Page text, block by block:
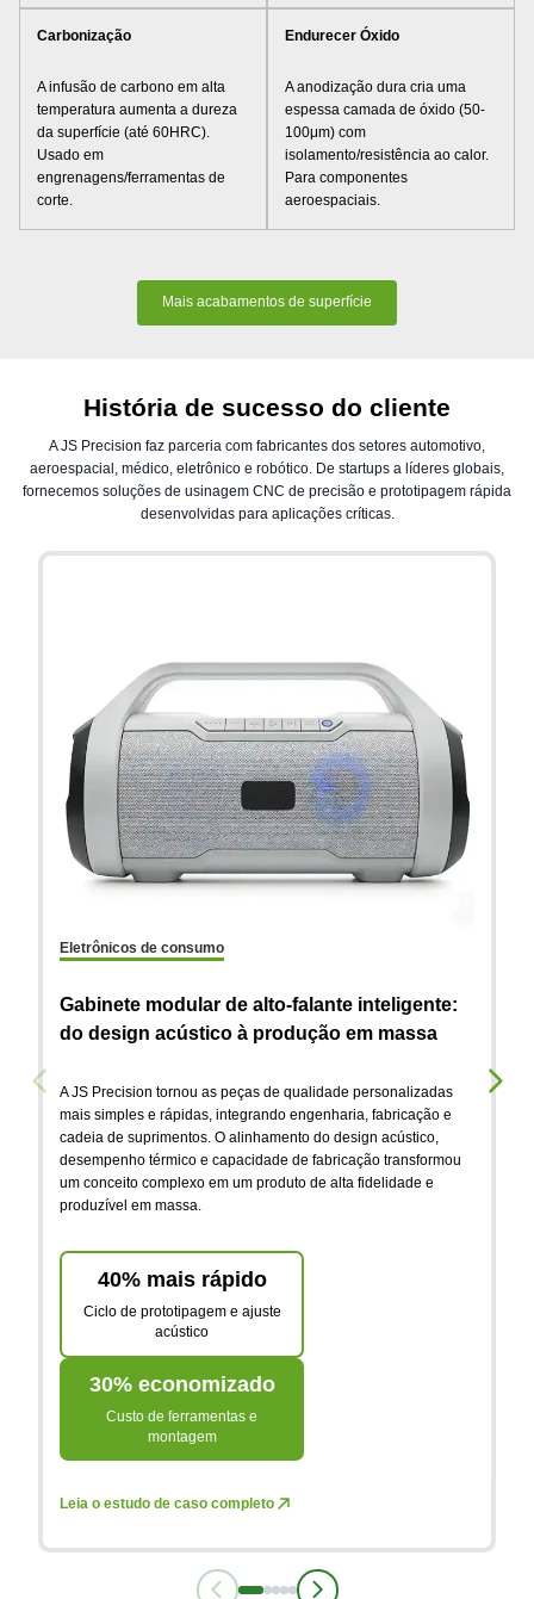
Carbonização
A infusão de carbono em alta
temperatura aumenta a dureza
da superfície (até 60HRC).
Usado em
engrenagens/ferramentas de
corte.
Endurecer Óxido
A anodização dura cria uma
espessa camada de óxido (50-
100μm) com
isolamento/resistência ao calor.
Para componentes
aeroespaciais.
Mais acabamentos de superfície
História de sucesso do cliente
A JS Precision faz parceria com fabricantes dos setores automotivo,
aeroespacial, médico, eletrônico e robótico. De startups a líderes globais,
fornecemos soluções de usinagem CNC de precisão e prototipagem rápida
desenvolvidas para aplicações críticas.
Eletrônicos de consumo
Gabinete modular de alto-falante inteligente:
do design acústico à produção em massa
A JS Precision tornou as peças de qualidade personalizadas
mais simples e rápidas, integrando engenharia, fabricação e
cadeia de suprimentos. O alinhamento do design acústico,
desempenho térmico e capacidade de fabricação transformou
um conceito complexo em um produto de alta fidelidade e
produzível em massa.
40% mais rápido
Ciclo de prototipagem e ajuste
acústico
30% economizado
Custo de ferramentas e
montagem
Leia o estudo de caso completo